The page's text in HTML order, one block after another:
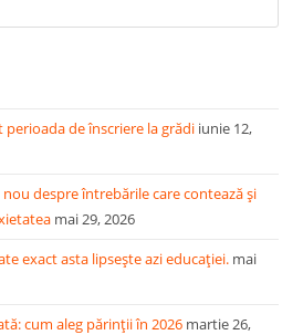
de înscriere la grădi iunie 12,
despre întrebările care contează și
mai 29, 2026
exact asta lipsește azi educației. mai
cum aleg părinții în 2026 martie 26,